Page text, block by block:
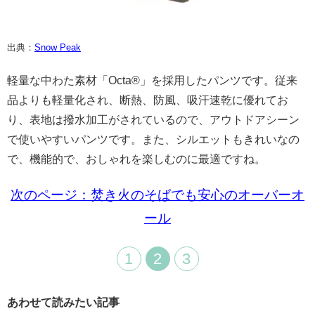
出典： Snow Peak
軽量な中わた素材「Octa®」を採用したパンツです。従来
品よりも軽量化され、断熱、防風、吸汗速乾に優れてお
り、表地は撥水加工がされているので、アウトドアシーン
で使いやすいパンツです。また、シルエットもきれいなの
で、機能的で、おしゃれを楽しむのに最適ですね。
次のページ：焚き火のそばでも安心のオーバーオ
ール
1 2 3
あわせて読みたい記事